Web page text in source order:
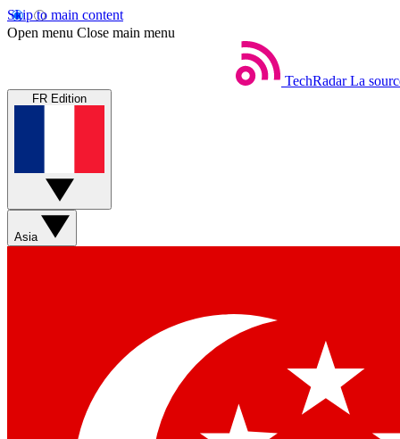
Skip to main content
Open menu Close main menu
TechRadar La
FR Edition
Asia